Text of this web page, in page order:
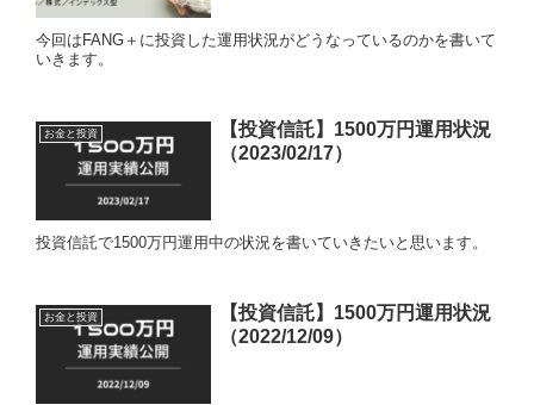
今回はFANG＋に投資した運用状況がどうなっているのかを書いて
いきます。
お金と投資
【投資信託】1500万円運用状況
（2023/02/17）
投資信託で1500万円運用中の状況を書いていきたいと思います。
お金と投資
【投資信託】1500万円運用状況
（2022/12/09）